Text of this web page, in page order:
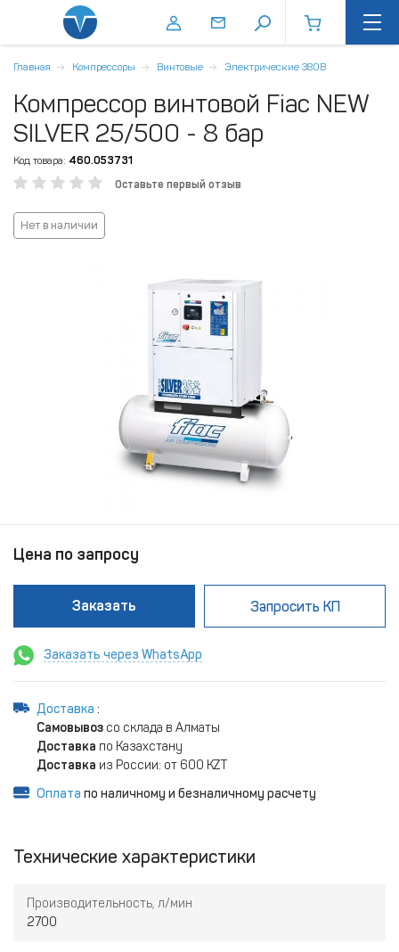
Главная Компрессоры Винтовые Электрические 380В
Компрессор винтовой Fiac NEW
SILVER 25/500 - 8 бар
Код товара: 460.053731
Оставьте первый отзыв
Нет в наличии
Цена по запросу
Заказать Запросить КП
Заказать через WhatsApp
Доставка :
Самовывоз со склада в Алматы
Доставка по Казахстану
Доставка из России: от 600 KZT
Оплата по наличному и безналичному расчету
Технические характеристики
Производительность, л/мин
2700